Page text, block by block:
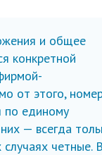
и общее
конкретной
от этого,
по единому
— всегда
четные.